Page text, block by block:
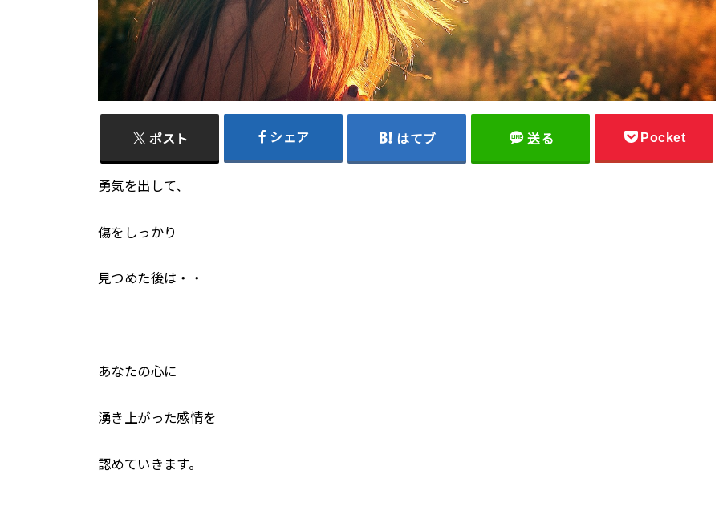
ポスト シェア はてブ 送る Pocket
勇気を出して、
傷をしっかり
見つめた後は・・
あなたの心に
湧き上がった感情を
認めていきます。